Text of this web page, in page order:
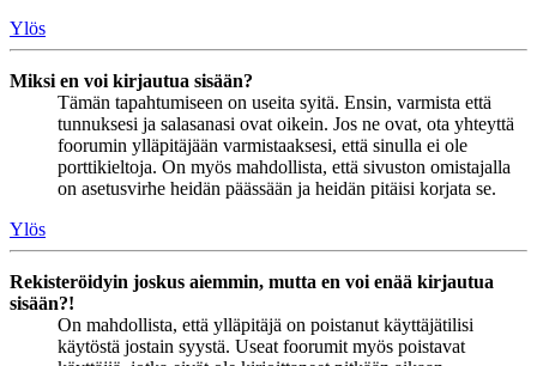
Ylös
Miksi en voi kirjautua sisään?
Tämän tapahtumiseen on useita syitä. Ensin, varmista että
tunnuksesi ja salasanasi ovat oikein. Jos ne ovat, ota yhteyttä
foorumin ylläpitäjään varmistaaksesi, että sinulla ei ole
porttikieltoja. On myös mahdollista, että sivuston omistajalla
on asetusvirhe heidän päässään ja heidän pitäisi korjata se.
Ylös
Rekisteröidyin joskus aiemmin, mutta en voi enää kirjautua
sisään?!
On mahdollista, että ylläpitäjä on poistanut käyttäjätilisi
käytöstä jostain syystä. Useat foorumit myös poistavat